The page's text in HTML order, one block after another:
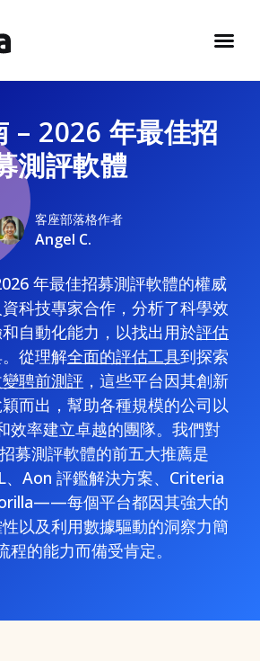
– 2026 年最佳招
測評軟體
客座部落格作者
Angel C.
年最佳招募測評軟體的權威
科技專家合作，分析了科學效
自動化能力，以找出用於評估
從理解全面的評估工具到探索
聘前測評 ，這些平台因其創新
而出，幫助各種規模的公司以
效率建立卓越的團隊。我們對
募測評軟體的前五大推薦是
、Aon 評鑑解決方案、Criteria
每個平台都因其強大的
以及利用數據驅動的洞察力簡
程的能力而備受肯定。